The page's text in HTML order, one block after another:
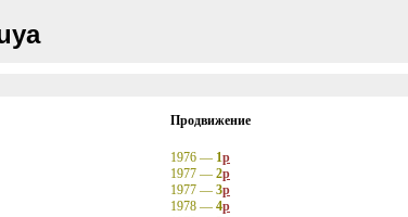
Продвижение
1976 — 1p
1977 — 2p
1977 — 3p
1978 — 4p